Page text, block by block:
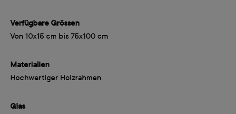
Verfügbare Grössen
Von 10x15 cm bis 75x100 cm
Materialien
Hochwertiger Holzrahmen
Glas